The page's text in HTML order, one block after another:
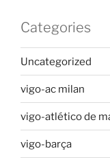
Categories
Uncategorized
vigo-ac milan
vigo-atlético de
vigo-barça